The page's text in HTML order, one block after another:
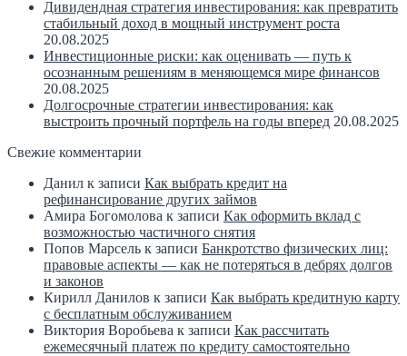
Дивидендная стратегия инвестирования: как превратить
стабильный доход в мощный инструмент роста
20.08.2025
Инвестиционные риски: как оценивать — путь к
осознанным решениям в меняющемся мире финансов
20.08.2025
Долгосрочные стратегии инвестирования: как
выстроить прочный портфель на годы вперед 20.08.2025
Свежие комментарии
Данил к записи Как выбрать кредит на
рефинансирование других займов
Амира Богомолова к записи Как оформить вклад с
возможностью частичного снятия
Попов Марсель к записи Банкротство физических лиц:
правовые аспекты — как не потеряться в дебрях долгов
и законов
Кирилл Данилов к записи Как выбрать кредитную карту
с бесплатным обслуживанием
Виктория Воробьева к записи Как рассчитать
ежемесячный платеж по кредиту самостоятельно